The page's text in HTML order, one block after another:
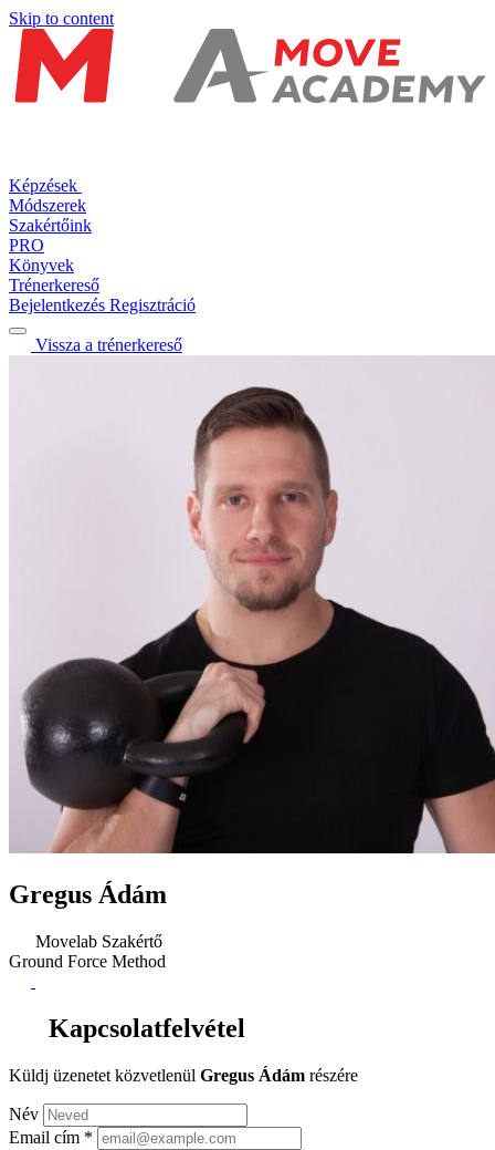
Skip to content
Képzések
Módszerek
Szakértőink
PRO
Könyvek
Trénerkereső
Bejelentkezés Regisztráció
Vissza a trénerkereső
Gregus Ádám
Movelab Szakértő
Ground Force Method
Kapcsolatfelvétel
Küldj üzenetet közvetlenül Gregus Ádám részére
Név
Email cím *